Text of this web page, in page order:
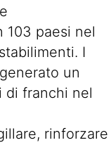
103 paesi nel
I
un
di franchi nel
rinforzare